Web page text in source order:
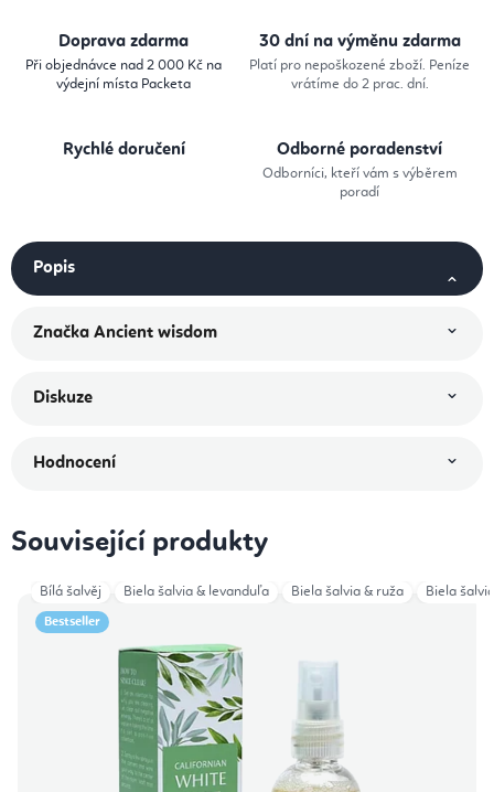
Doprava zdarma
Při objednávce nad 2 000 Kč na
výdejní místa Packeta
30 dní na výměnu zdarma
Platí pro nepoškozené zboží. Peníze
vrátíme do 2 prac. dní.
Rychlé doručení Odborné poradenství
Odborníci, kteří vám s výběrem
poradí
Popis
Značka Ancient wisdom
Diskuze
Hodnocení
Související produkty
Bestseller
Bílá šalvěj Biela šalvia & levanduľa Biela šalvia & ruža Biela